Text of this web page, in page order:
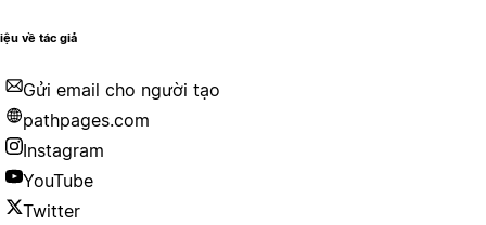
về tác giả
Gửi email cho người tạo
pathpages.com
Instagram
YouTube
Twitter